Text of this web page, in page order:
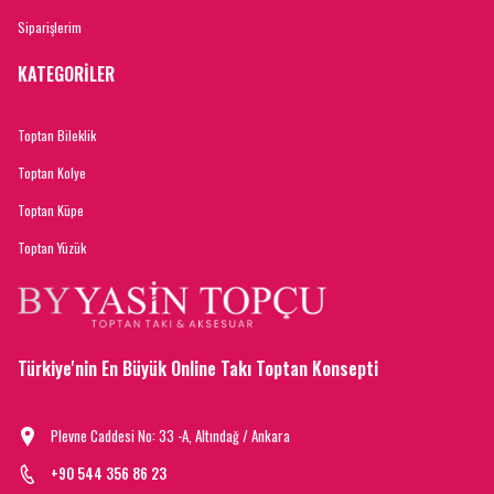
Siparişlerim
KATEGORİLER
Toptan Bileklik
Toptan Kolye
Toptan Küpe
Toptan Yüzük
Türkiye'nin En Büyük Online Takı Toptan Konsepti
Plevne Caddesi No: 33 -A, Altındağ / Ankara
+90 544 356 86 23